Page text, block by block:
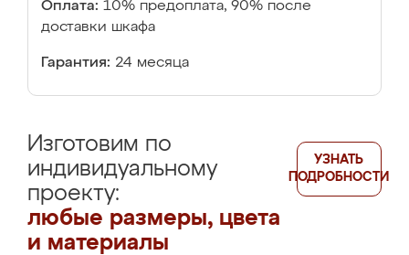
Оплата: 10% предоплата, 90% после
доставки шкафа
Гарантия: 24 месяца
Изготовим по
индивидуальному
проекту:
любые размеры, цвета
и материалы
УЗНАТЬ
ПОДРОБНОСТИ